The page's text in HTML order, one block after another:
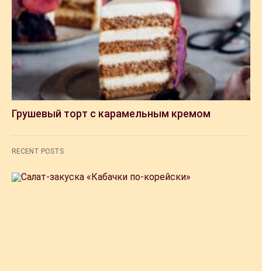
Грушевый торт с карамельным кремом
RECENT POSTS